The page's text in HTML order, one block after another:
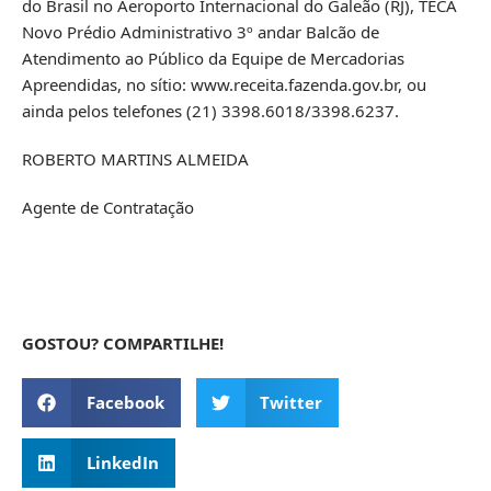
do Brasil no Aeroporto Internacional do Galeão (RJ), TECA
Novo Prédio Administrativo 3º andar Balcão de
Atendimento ao Público da Equipe de Mercadorias
Apreendidas, no sítio: www.receita.fazenda.gov.br, ou
ainda pelos telefones (21) 3398.6018/3398.6237.
ROBERTO MARTINS ALMEIDA
Agente de Contratação
GOSTOU? COMPARTILHE!
Facebook Twitter
LinkedIn